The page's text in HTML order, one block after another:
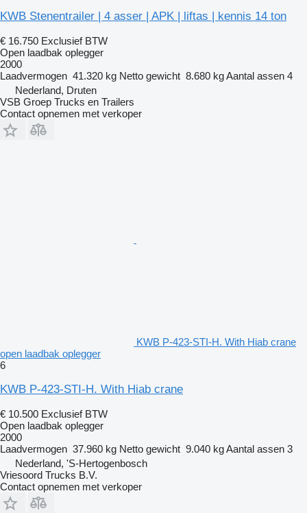
KWB Stenentrailer | 4 asser | APK | liftas | kennis 14 ton
€ 16.750 Exclusief BTW
Open laadbak oplegger
2000
Laadvermogen 41.320 kg Netto gewicht 8.680 kgAantal assen 4
Nederland, Druten
VSB Groep Trucks en Trailers
Contact opnemen met verkoper
KWB P-423-STI-H. With Hiab crane
open laadbak oplegger
6
KWB P-423-STI-H. With Hiab crane
€ 10.500 Exclusief BTW
Open laadbak oplegger
2000
Laadvermogen 37.960 kg Netto gewicht 9.040 kgAantal assen 3
Nederland, 'S-Hertogenbosch
Vriesoord Trucks B.V.
Contact opnemen met verkoper